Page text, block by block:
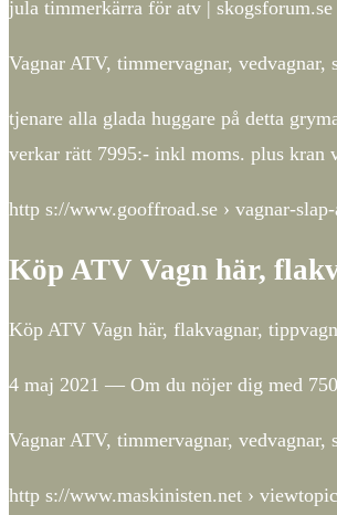
jula timmerkärra för atv | skogsforum.se
Vagnar ATV, timmervagnar, vedvagnar,
tjenare alla glada huggare på detta
verkar rätt 7995:- inkl moms. plus kran
http s://www.gooffroad.se › vagnar-
Köp ATV Vagn här,
Köp ATV Vagn här, flakvagnar,
4 maj 2021 — Om du nöjer dig med
Vagnar ATV, timmervagnar, vedvagnar,
http s://www.maskinisten.net › viewtopic